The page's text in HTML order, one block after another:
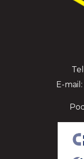
E-mail: